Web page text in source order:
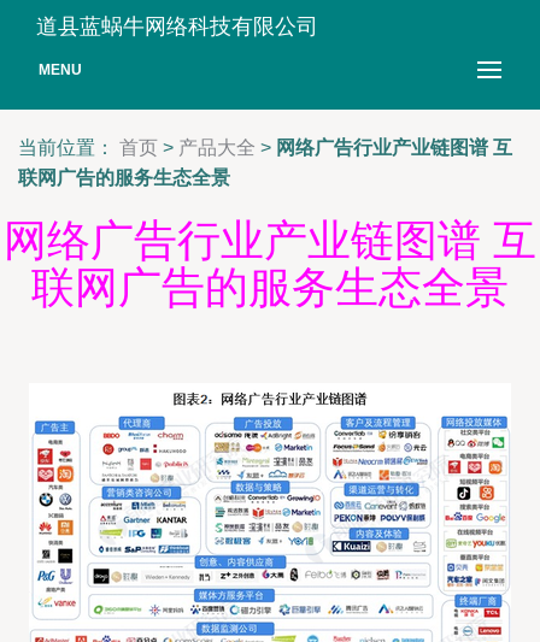
道县蓝蜗牛网络科技有限公司
MENU
当前位置： 首页 > 产品大全 > 网络广告行业产业链图谱 互
联网广告的服务生态全景
网络广告行业产业链图谱 互
联网广告的服务生态全景